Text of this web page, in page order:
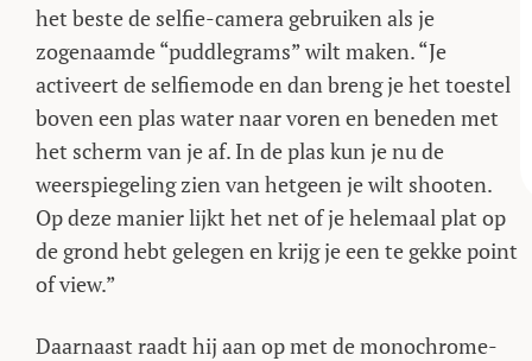
het beste de selfie-camera gebruiken als je
zogenaamde “puddlegrams” wilt maken. “Je
activeert de selfiemode en dan breng je het toestel
boven een plas water naar voren en beneden met
het scherm van je af. In de plas kun je nu de
weerspiegeling zien van hetgeen je wilt shooten.
Op deze manier lijkt het net of je helemaal plat op
de grond hebt gelegen en krijg je een te gekke point
of view.”
Daarnaast raadt hij aan op met de monochrome-